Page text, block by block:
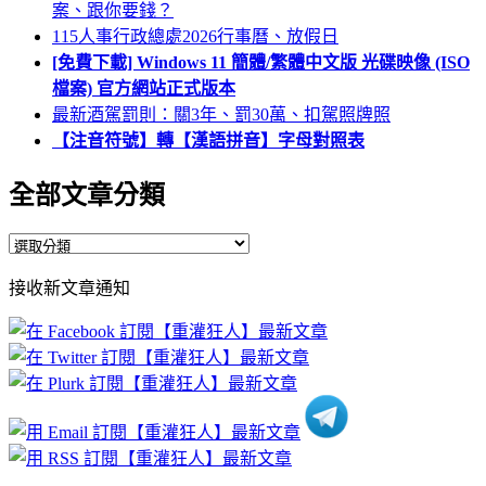
案、跟你要錢？
115人事行政總處2026行事曆、放假日
[免費下載] Windows 11 簡體/繁體中文版 光碟映像 (ISO
檔案) 官方網站正式版本
最新酒駕罰則：關3年、罰30萬、扣駕照牌照
【注音符號】轉【漢語拼音】字母對照表
全部文章分類
全
文
章
分
類
接收新文章通知